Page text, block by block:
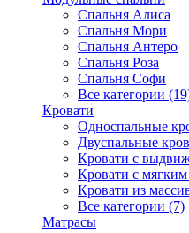
Спальня Алиса
Спальня Мори
Спальня Антеро
Спальня Роза
Спальня Софи
Все категории
Кровати
Односпальные
Двуспальные
Кровати с
Кровати с мягким
Кровати из
Все категории (7)
Матрасы